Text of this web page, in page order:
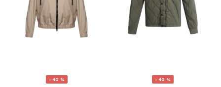
- 40 % - 40 %